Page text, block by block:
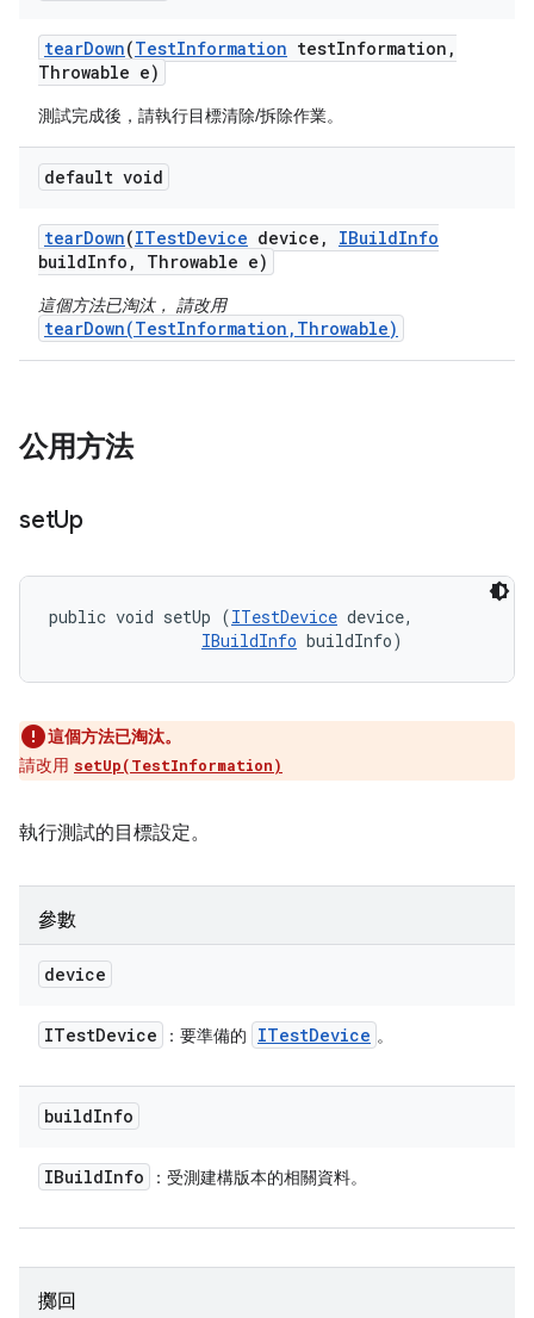
tearDown(TestInformation testInformation ,
Throwable e)
測試完成後，請執行目標清除/拆除作業。
default void
tearDown(ITestDevice device , IBuildInfo
buildInfo , Throwable e)
這個方法已淘汰， 請改用
tearDown(TestInformation,Throwable)
公用方法
setUp
public void setUp (ITestDevice device,
IBuildInfo buildInfo)
這個方法已淘汰。
請改用 setUp(TestInformation)
執行測試的目標設定。
參數
device
ITestDevice ：要準備的 ITestDevice 。
buildInfo
IBuildInfo ：受測建構版本的相關資料。
擲回